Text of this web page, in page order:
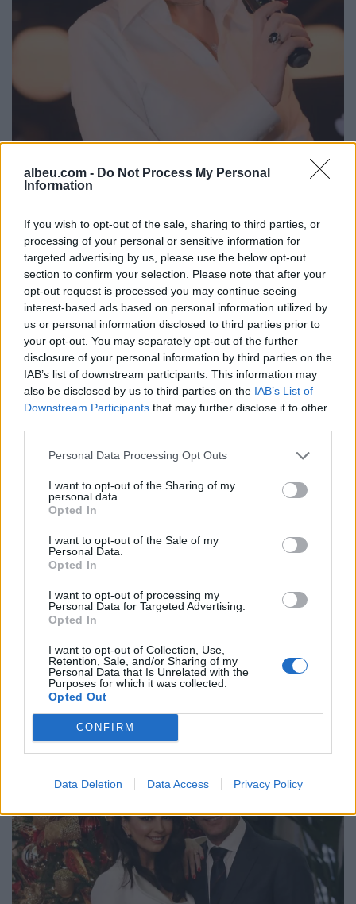
albeu.com - Do Not Process My Personal
Information
If you wish to opt-out of the sale, sharing to third parties, or
processing of your personal or sensitive information for
targeted advertising by us, please use the below opt-out
section to confirm your selection. Please note that after your
opt-out request is processed you may continue seeing
interest-based ads based on personal information utilized by
us or personal information disclosed to third parties prior to
your opt-out. You may separately opt-out of the further
disclosure of your personal information by third parties on the
IAB’s list of downstream participants. This information may
also be disclosed by us to third parties on the IAB’s List of
Downstream Participants that may further disclose it to other
Personal Data Processing Opt Outs
I want to opt-out of the Sharing of my
personal data.
Opted In
I want to opt-out of the Sale of my
Personal Data.
Opted In
I want to opt-out of processing my
Personal Data for Targeted Advertising.
Opted In
I want to opt-out of Collection, Use,
Retention, Sale, and/or Sharing of my
Personal Data that Is Unrelated with the
Purposes for which it was collected.
Opted Out
CONFIRM
Data Deletion Data Access Privacy Policy